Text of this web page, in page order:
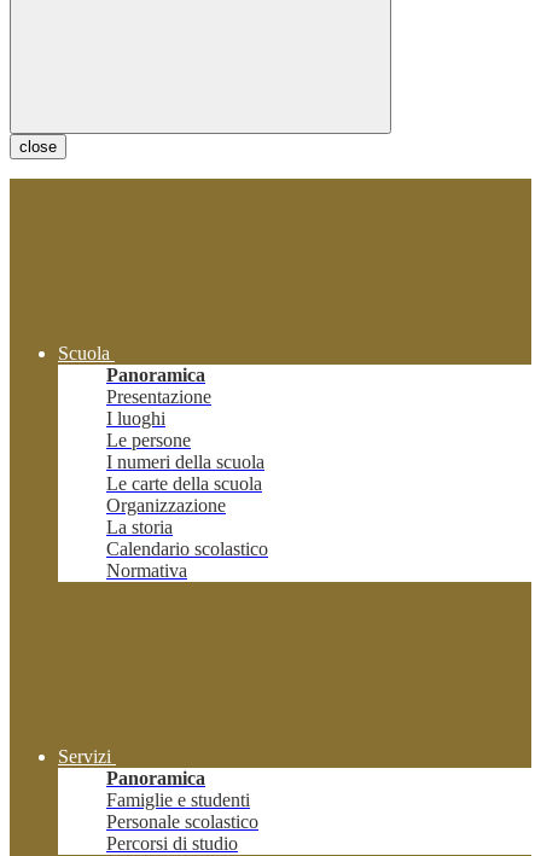
close
Scuola
Panoramica
Presentazione
I luoghi
Le persone
I numeri della scuola
Le carte della scuola
Organizzazione
La storia
Calendario scolastico
Normativa
Servizi
Panoramica
Famiglie e studenti
Personale scolastico
Percorsi di studio